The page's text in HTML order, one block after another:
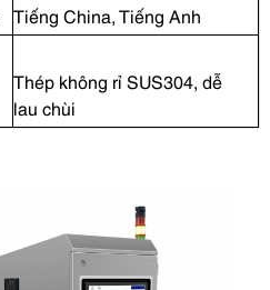
Tiếng China, Tiếng Anh
Thép không rỉ SUS304, dễ
lau chùi